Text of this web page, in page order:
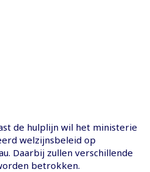
de hulplijn wil het ministerie
welzijnsbeleid op
Daarbij zullen verschillende
betrokken.